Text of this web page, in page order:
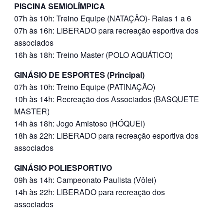
PISCINA SEMIOLÍMPICA
07h às 10h: Treino Equipe (NATAÇÃO)- Raias 1 a 6
07h às 16h: LIBERADO para recreação esportiva dos
associados
16h às 18h: Treino Master (POLO AQUÁTICO)
GINÁSIO DE ESPORTES (Principal)
07h às 10h: Treino Equipe (PATINAÇÃO)
10h às 14h: Recreação dos Associados (BASQUETE
MASTER)
14h às 18h: Jogo Amistoso (HÓQUEI)
18h às 22h: LIBERADO para recreação esportiva dos
associados
GINÁSIO POLIESPORTIVO
09h às 14h: Campeonato Paulista (Vôlei)
14h às 22h: LIBERADO para recreação dos
associados